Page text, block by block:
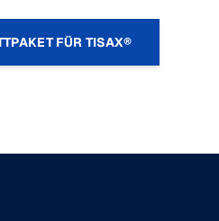
FÜR TISAX®